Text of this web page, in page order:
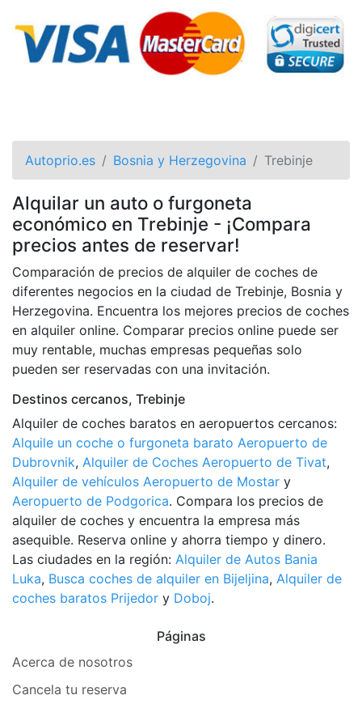
Autoprio.es Bosnia y Herzegovina Trebinje
Alquilar un auto o furgoneta
económico en Trebinje - ¡Compara
precios antes de reservar!
Comparación de precios de alquiler de coches de
diferentes negocios en la ciudad de Trebinje, Bosnia y
Herzegovina. Encuentra los mejores precios de coches
en alquiler online. Comparar precios online puede ser
muy rentable, muchas empresas pequeñas solo
pueden ser reservadas con una invitación.
Destinos cercanos, Trebinje
Alquiler de coches baratos en aeropuertos cercanos:
Alquile un coche o furgoneta barato Aeropuerto de
Dubrovnik, Alquiler de Coches Aeropuerto de Tivat,
Alquiler de vehículos Aeropuerto de Mostar y
Aeropuerto de Podgorica. Compara los precios de
alquiler de coches y encuentra la empresa más
asequible. Reserva online y ahorra tiempo y dinero.
Las ciudades en la región: Alquiler de Autos Bania
Luka, Busca coches de alquiler en Bijeljina, Alquiler de
coches baratos Prijedor y Doboj.
Páginas
Acerca de nosotros
Cancela tu reserva